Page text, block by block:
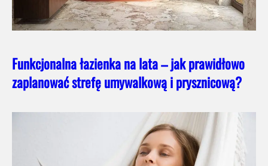
Funkcjonalna łazienka na lata – jak prawidłowo
zaplanować strefę umywalkową i prysznicową?